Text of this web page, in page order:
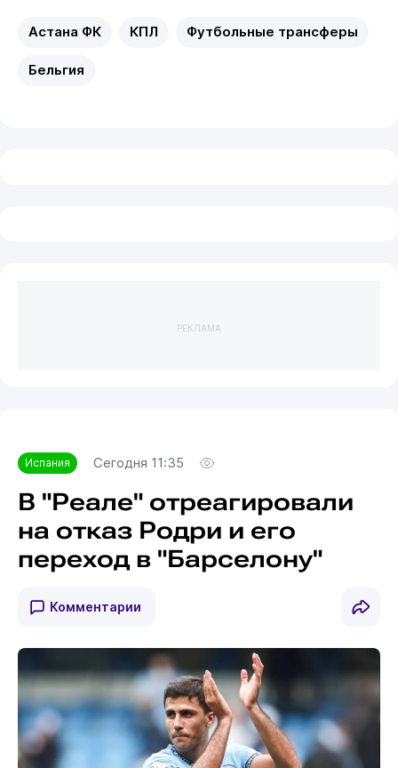
Астана ФК КПЛ Футбольные трансферы
Бельгия
РЕКЛАМА
Испания Сегодня 11:35
В "Реале" отреагировали
на отказ Родри и его
переход в "Барселону"
Комментарии